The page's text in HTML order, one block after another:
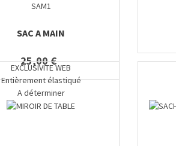
SAM1
SAC A MAIN
25,00 €
EXCLUSIVITE WEB
Entièrement élastiqué
A déterminer